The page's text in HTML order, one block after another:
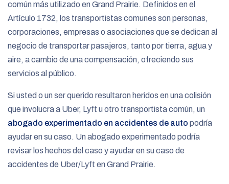
común más utilizado en Grand Prairie. Definidos en el
Artículo 1732, los transportistas comunes son personas,
corporaciones, empresas o asociaciones que se dedican al
negocio de transportar pasajeros, tanto por tierra, agua y
aire, a cambio de una compensación, ofreciendo sus
servicios al público.
Si usted o un ser querido resultaron heridos en una colisión
que involucra a Uber, Lyft u otro transportista común, un
abogado experimentado en accidentes de auto podría
ayudar en su caso. Un abogado experimentado podría
revisar los hechos del caso y ayudar en su caso de
accidentes de Uber/Lyft en Grand Prairie.